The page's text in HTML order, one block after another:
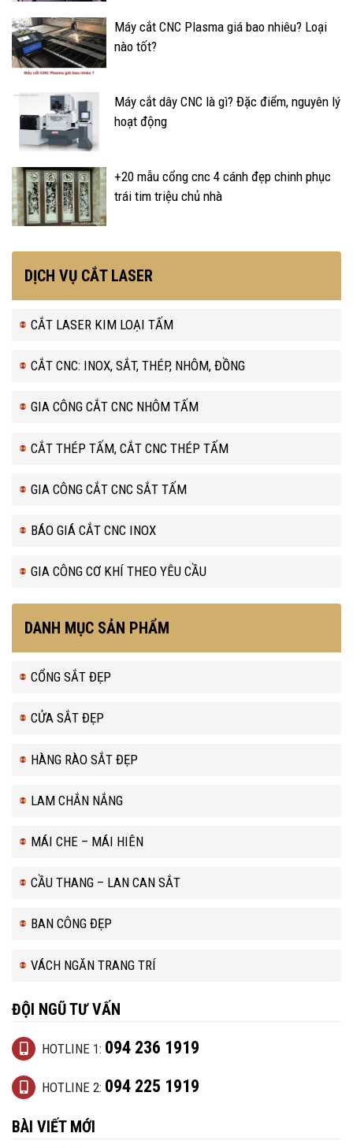
Máy cắt CNC Plasma giá bao nhiêu? Loại
nào tốt?
Máy cắt dây CNC là gì? Đặc điểm, nguyên lý
hoạt động
+20 mẫu cổng cnc 4 cánh đẹp chinh phục
trái tim triệu chủ nhà
DỊCH VỤ CẮT LASER
CẮT LASER KIM LOẠI TẤM
CẮT CNC: INOX, SẮT, THÉP, NHÔM, ĐỒNG
GIA CÔNG CẮT CNC NHÔM TẤM
CẮT THÉP TẤM, CẮT CNC THÉP TẤM
GIA CÔNG CẮT CNC SẮT TẤM
BÁO GIÁ CẮT CNC INOX
GIA CÔNG CƠ KHÍ THEO YÊU CẦU
DANH MỤC SẢN PHẨM
CỔNG SẮT ĐẸP
CỬA SẮT ĐẸP
HÀNG RÀO SẮT ĐẸP
LAM CHẮN NẮNG
MÁI CHE – MÁI HIÊN
CẦU THANG – LAN CAN SẮT
BAN CÔNG ĐẸP
VÁCH NGĂN TRANG TRÍ
ĐỘI NGŨ TƯ VẤN
HOTLINE 1: 094 236 1919
HOTLINE 2: 094 225 1919
BÀI VIẾT MỚI